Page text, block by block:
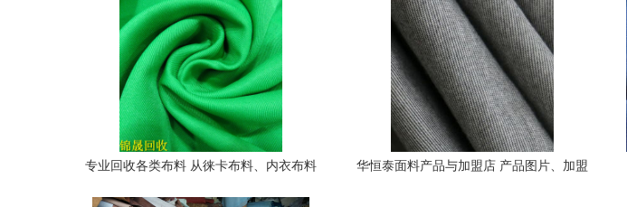
专业回收各类布料 从徕卡布料、内衣布料
华恒泰面料产品与加盟店 产品图片、加盟